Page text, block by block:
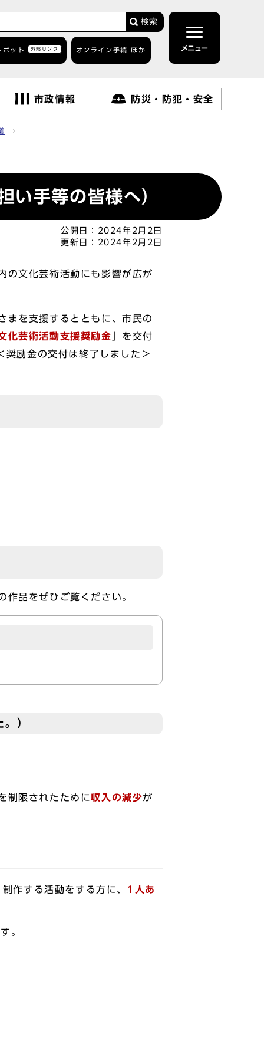
検索
ボット 外部リンク オンライン手続 ほか メニュー
市政情報 防災・防犯・安全
い手等の皆様へ）
公開日：
2024年2月2日
更新日：
2024年2月2日
文化芸術活動にも影響が広が
を支援するとともに、市民の
化芸術活動支援奨励金
」を交付
奨励金の交付は終了しました＞
品をぜひご覧ください。
）
制限されたために収入の減少が
作する活動をする方に、 1人あ
。